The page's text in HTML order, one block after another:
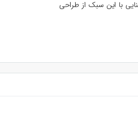
با این سبک از طراحی